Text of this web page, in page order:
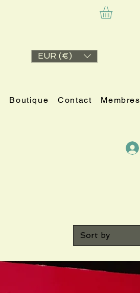
EUR (€)
Boutique Contact Membres
Sort by